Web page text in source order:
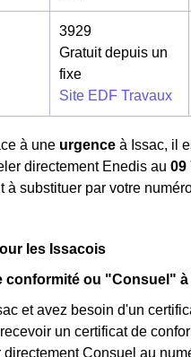
3929
Gratuit depuis un
fixe
Site EDF Travaux
à une urgence à Issac, il
directement Enedis au 09
à substituer par votre
les Issacois
conformité ou "Consuel" à
et avez besoin d'un
un certificat de
directement Consuel au